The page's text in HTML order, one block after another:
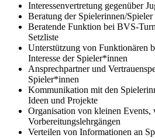
Interessenvertretung gegenüber
Beratung der Spielerinnen/
Beratende Funktion bei BVS-
Setzliste
Unterstützung von Funktionären
Interesse der Spieler*innen
Ansprechpartner und
Spieler*innen
Kommunikation mit den
Ideen und Projekte
Organisation von kleinen Events,
Vorbereitungslehrgängen
Verteilen von Informationen an